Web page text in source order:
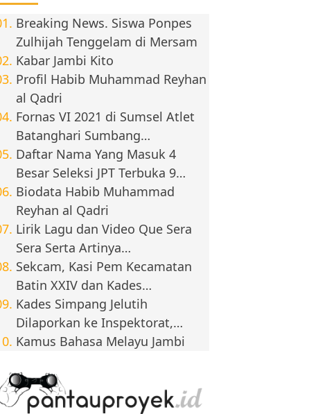
Breaking News. Siswa Ponpes
Zulhijah Tenggelam di Mersam
Kabar Jambi Kito
Profil Habib Muhammad Reyhan
al Qadri
Fornas VI 2021 di Sumsel Atlet
Batanghari Sumbang…
Daftar Nama Yang Masuk 4
Besar Seleksi JPT Terbuka 9…
Biodata Habib Muhammad
Reyhan al Qadri
Lirik Lagu dan Video Que Sera
Sera Serta Artinya…
Sekcam, Kasi Pem Kecamatan
Batin XXIV dan Kades…
Kades Simpang Jelutih
Dilaporkan ke Inspektorat,…
Kamus Bahasa Melayu Jambi